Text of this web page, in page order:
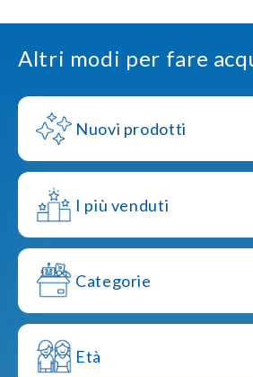
Altri modi per fare
Nuovi prodotti
I più venduti
Categorie
Età